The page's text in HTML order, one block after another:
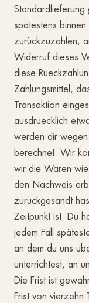
Standardlieferung
spätestens
zurückzuzahlen,
Widerruf dieses
diese
Zahlungsmittel,
Transaktion
ausdruecklich
werden dir
berechnet. Wir
wir die Waren
den Nachweis
zurückgesandt
Zeitpunkt ist. Du
jedem Fall
an dem du uns
unterrichtest, an
Die Frist ist
Frist von vierzehn